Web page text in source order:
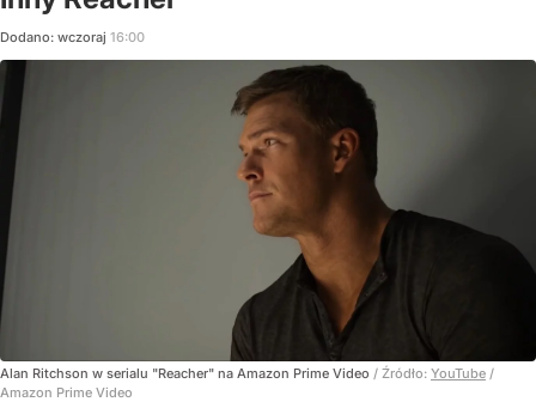
Dodano: wczoraj 16:00
Alan Ritchson w serialu "Reacher" na Amazon Prime Video / Źródło: YouTube /
Amazon Prime Video